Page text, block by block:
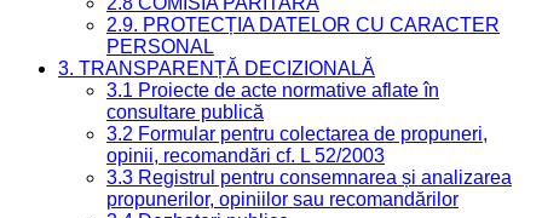
2.9. PROTECȚIA DATELOR CU CARACTER
PERSONAL
3. TRANSPARENȚĂ DECIZIONALĂ
3.1 Proiecte de acte normative aflate în
consultare publică
3.2 Formular pentru colectarea de propuneri,
opinii, recomandări cf. L 52/2003
3.3 Registrul pentru consemnarea și analizarea
propunerilor, opiniilor sau recomandărilor